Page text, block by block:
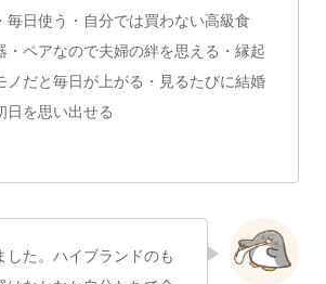
・毎日使う ・自分では買わない高級食
・ペアなので夫婦の絆を思える ・縁起
ノだと毎日が上がる ・見るたびに結婚
日を思い出せる
た。 ハイブランドのも